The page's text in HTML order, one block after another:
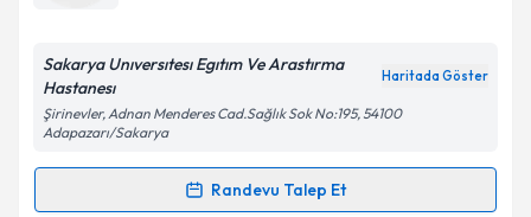
Kişisel verilerimin işlenmesine ilişkin
Metni'ni okudum ve kişisel verilerimin belirtilen
kapsamda işlenmesini kabul ediyorum.
Sakarya Unıversıtesı Egıtım Ve Arastırma
Hastanesı
Haritada Göster
Şirinevler, Adnan Menderes Cad.Sağlık Sok No:195, 54100
Adapazarı/Sakarya
Randevu Talep Et
Randevu Takvimi Talebi